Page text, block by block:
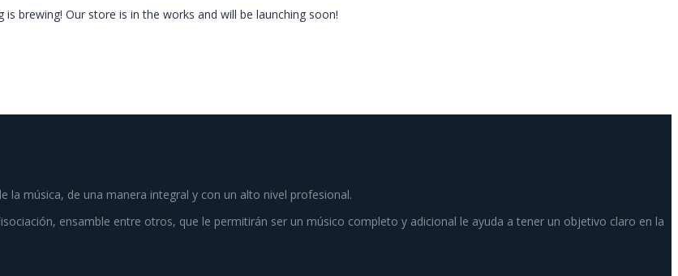
is brewing! Our store is in the works and will be launching soon!
música, de una manera integral y con un alto nivel profesional.
ensamble entre otros, que le permitirán ser un músico completo y adicional le ayuda a tener un objetivo claro en la